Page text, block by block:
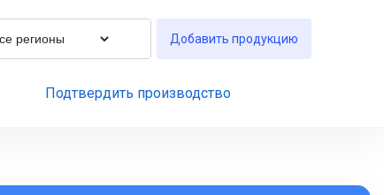
Добавить продукцию
Подтвердить производство